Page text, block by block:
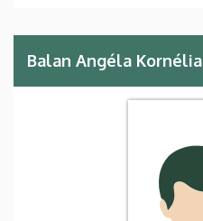
Balan Angéla Kornélia